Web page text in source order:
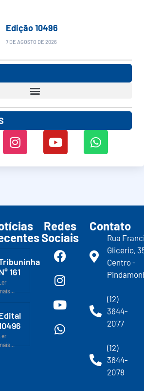
Edição 10496
7 DE AGOSTO DE 2026
161
Redes
Sociais
Contato
Rua
Glicerio,
Centro -
(12)
3644-
2077
(12)
3644-
2078